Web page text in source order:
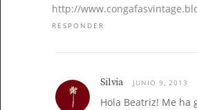
http://
RESPONDER
Silvia JUNIO 9, 2013
Hola Beatriz! Me ha